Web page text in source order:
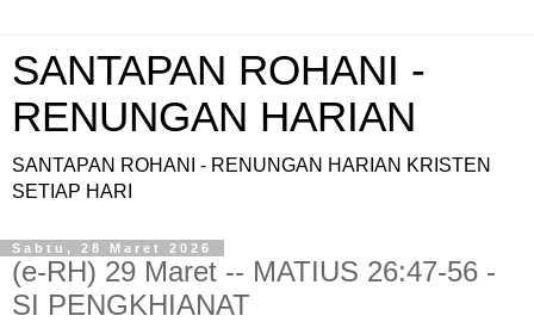
SANTAPAN ROHANI -
RENUNGAN HARIAN
SANTAPAN ROHANI - RENUNGAN HARIAN KRISTEN
SETIAP HARI
Sabtu, 28 Maret 2026
(e-RH) 29 Maret -- MATIUS 26:47-56 -
SI PENGKHIANAT